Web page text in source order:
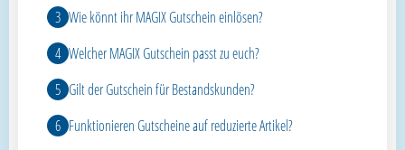
Wie könnt ihr MAGIX Gutschein einlösen?
Welcher MAGIX Gutschein passt zu euch?
Gilt der Gutschein für Bestandskunden?
Funktionieren Gutscheine auf reduzierte Artikel?